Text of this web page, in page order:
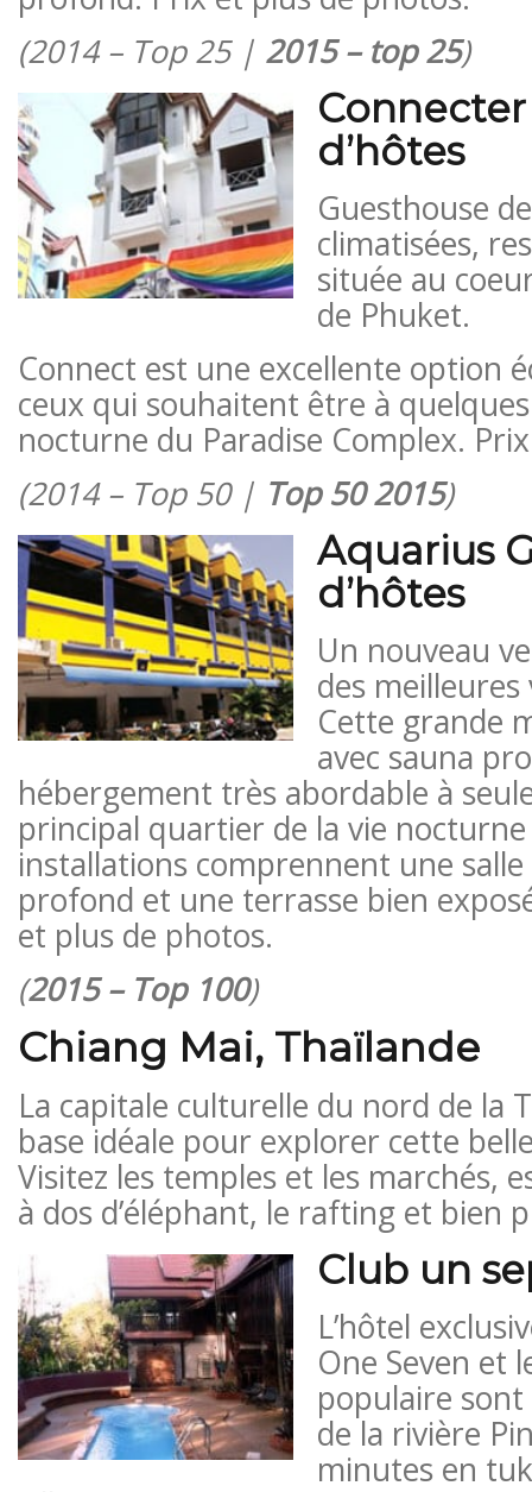
(2014 – Top 25 | 2015 – top 25)
d’hôtes
Guesthouse
climatisées,
située au
de Phuket.
Connect est une excellente option
ceux qui souhaitent être à
nocturne du Paradise Complex.
(2014 – Top 50 | Top 50 2015)
Aquarius
d’hôtes
Un nouveau
des
Cette grande
avec sauna
hébergement très abordable à
principal quartier de la vie nocturne
installations comprennent une
profond et une terrasse bien
et plus de photos.
(2015 – Top 100)
Chiang Mai, Thaïlande
La capitale culturelle du nord de la
base idéale pour explorer cette
Visitez les temples et les marchés,
à dos d’éléphant, le rafting et bien
Club un
L’hôtel
One Seven et
populaire
de la rivière
minutes en